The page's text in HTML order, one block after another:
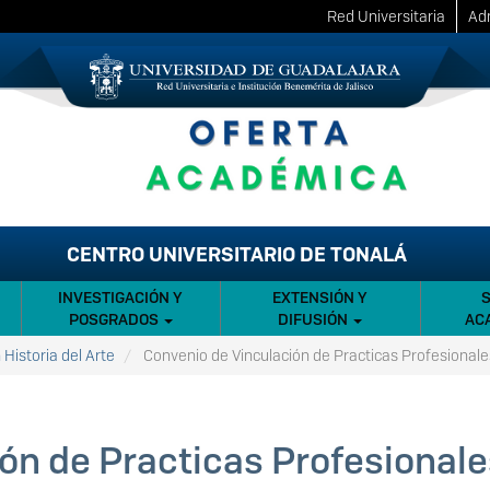
Red Universitaria
CENTRO UNIVERSITARIO DE TONALÁ
INVESTIGACIÓN Y
POSGRADOS
EXTENSIÓN Y
DIFUSIÓN
del Arte
Convenio de Vinculación de Practicas
de Practicas